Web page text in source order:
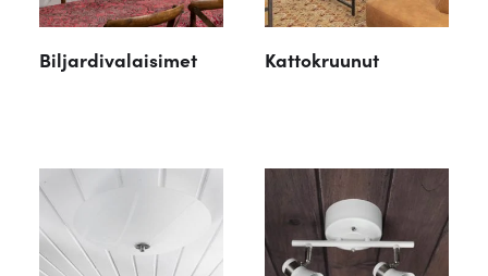
Biljardivalaisimet Kattokruunut